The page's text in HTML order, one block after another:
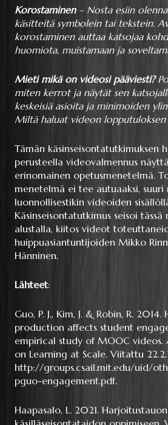
Korostaminen– Nosta esiin
käsitteitä symbolein tai tekstein.
korostaminen auttaa katsojaa
huomiota, muistamaan ja
Mieti mikä on videosi pääviesti?
miten kerrot ja näytät sen
keskeisiä asioita ja minimoiden
Miltä haluat videon lopputuloksen
Tämän käsinseisontatutkimuksen
perusteella videovalmennus
erinomainen opetusmenetelmä.
menetelmä ei tee autuaaksi, suuri
luonnollisestikin videoiden
Käsinseisontatutkimus seisoi tässä
alustalla, kiitos videot
huippuasiantuntijoiden Mikko
Hänninen.
Lähteet:
Guo, P. J., Kim, J. & Robin, R.
production affects student
empirical study of MOOC videos.
on Learning at Scale. Viitattu
http://groups.csail.mit.edu/uid/
pguo-engagement.pdf.
Haapasalo, L. 2021.